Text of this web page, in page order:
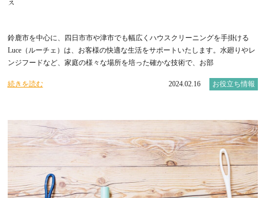
ス
鈴鹿市を中心に、四日市市や津市でも幅広くハウスクリーニングを手掛ける
Luce（ルーチェ）は、お客様の快適な生活をサポートいたします。水廻りやレ
ンジフードなど、家庭の様々な場所を培った確かな技術で、お部
続きを読む 2024.02.16 お役立ち情報